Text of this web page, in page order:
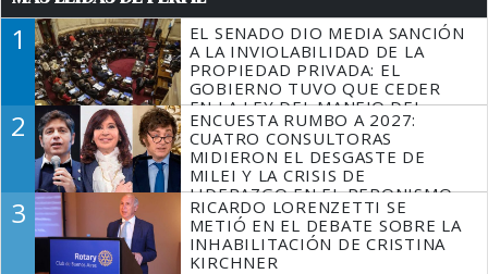
1
EL SENADO DIO MEDIA SANCIÓN
A LA INVIOLABILIDAD DE LA
PROPIEDAD PRIVADA: EL
GOBIERNO TUVO QUE CEDER
EN LA LEY DEL MANEJO DEL
FUEGO
2
ENCUESTA RUMBO A 2027:
CUATRO CONSULTORAS
MIDIERON EL DESGASTE DE
MILEI Y LA CRISIS DE
LIDERAZGO EN EL PERONISMO
3
RICARDO LORENZETTI SE
METIÓ EN EL DEBATE SOBRE LA
INHABILITACIÓN DE CRISTINA
KIRCHNER